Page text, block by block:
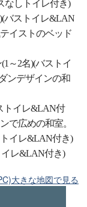
なしトイレ付き)
バストイレ&LAN
イストのベッド
～2名)(バストイ
ンデザインの和
トイレ&LAN付
で広めの和室。
イレ&LAN付き)
レ&LAN付き)
大きな地図で見る